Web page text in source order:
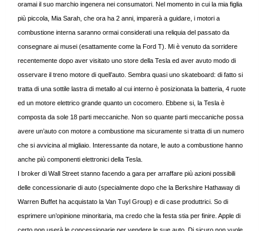
oramai il suo marchio ingenera nei consumatori. Nel momento in cui la mia figlia
più piccola, Mia Sarah, che ora ha 2 anni, imparerà a guidare, i motori a
combustione interna saranno ormai considerati una reliquia del passato da
consegnare ai musei (esattamente come la Ford T). Mi è venuto da sorridere
recentemente dopo aver visitato uno store della Tesla ed aver avuto modo di
osservare il treno motore di quell’auto. Sembra quasi uno skateboard: di fatto si
tratta di una sottile lastra di metallo al cui interno è posizionata la batteria, 4 ruote
ed un motore elettrico grande quanto un cocomero. Ebbene si, la Tesla è
composta da sole 18 parti meccaniche. Non so quante parti meccaniche possa
avere un’auto con motore a combustione ma sicuramente si tratta di un numero
che si avvicina al migliaio. Interessante da notare, le auto a combustione hanno
anche più componenti elettronici della Tesla.
I broker di Wall Street stanno facendo a gara per arraffare più azioni possibili
delle concessionarie di auto (specialmente dopo che la Berkshire Hathaway di
Warren Buffet ha acquistato la Van Tuyl Group) e di case produttrici. So di
esprimere un’opinione minoritaria, ma credo che la festa stia per finire. Apple di